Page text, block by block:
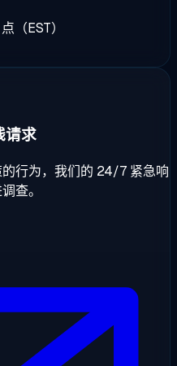
（EST）
请求
行为，我们的 24/7 紧急响
查。